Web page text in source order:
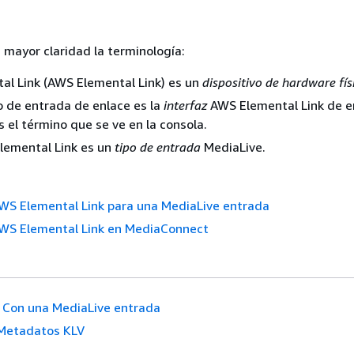
mayor claridad la terminología:
Link (AWS Elemental Link) es un dispositivo de hardware
de entrada de enlace es la interfazAWS Elemental Link de
el término que se ve en la consola.
Link es un tipo de entrada MediaLive.
Elemental Link para una MediaLive entrada
Elemental Link en MediaConnect
Con una MediaLive entrada
KLV